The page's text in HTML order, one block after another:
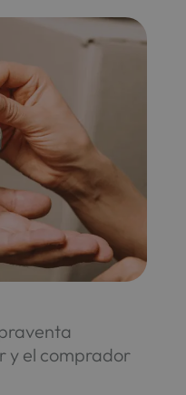
y el comprador